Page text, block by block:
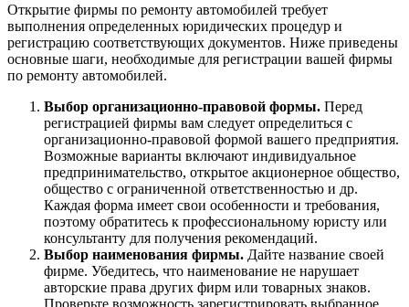
Открытие фирмы по ремонту автомобилей требует
выполнения определенных юридических процедур и
регистрацию соответствующих документов. Ниже приведены
основные шаги, необходимые для регистрации вашей фирмы
по ремонту автомобилей.
Выбор организационно-правовой формы. Перед
регистрацией фирмы вам следует определиться с
организационно-правовой формой вашего предприятия.
Возможные варианты включают индивидуальное
предпринимательство, открытое акционерное общество,
общество с ограниченной ответственностью и др.
Каждая форма имеет свои особенности и требования,
поэтому обратитесь к профессиональному юристу или
консультанту для получения рекомендаций.
Выбор наименования фирмы. Дайте название своей
фирме. Убедитесь, что наименование не нарушает
авторские права других фирм или товарных знаков.
Проверьте возможность зарегистрировать выбранное